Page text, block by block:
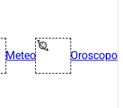
Meteo Oroscopo